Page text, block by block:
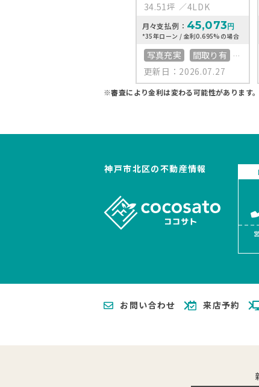
34.51坪 4LDK
月々支払例： 45,073円
*35年ローン / 金利0.695%の場合
写真充実
間取り有
50坪以上
4LDK以上
接道6ｍ以上
更新日：2026.07.27
※審査により金利は変わる可能性があります
神戸市北区の不動産情報
お問い合わせ 来店予約